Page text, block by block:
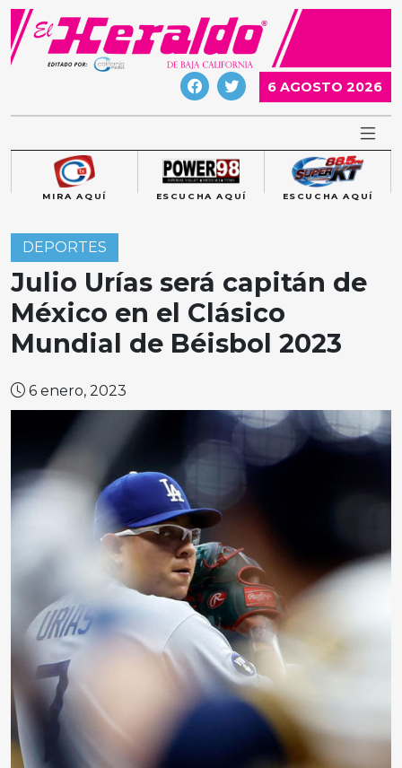
Skip
content
6 AGOSTO 2026
MIRA AQUÍ ESCUCHA AQUÍ ESCUCHA AQUÍ
DEPORTES
Julio Urías será capitán de
México en el Clásico
Mundial de Béisbol 2023
6 enero, 2023